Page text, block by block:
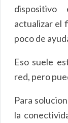
dispositivo
actualizar el
poco de
Eso suele
red, pero
Para
la